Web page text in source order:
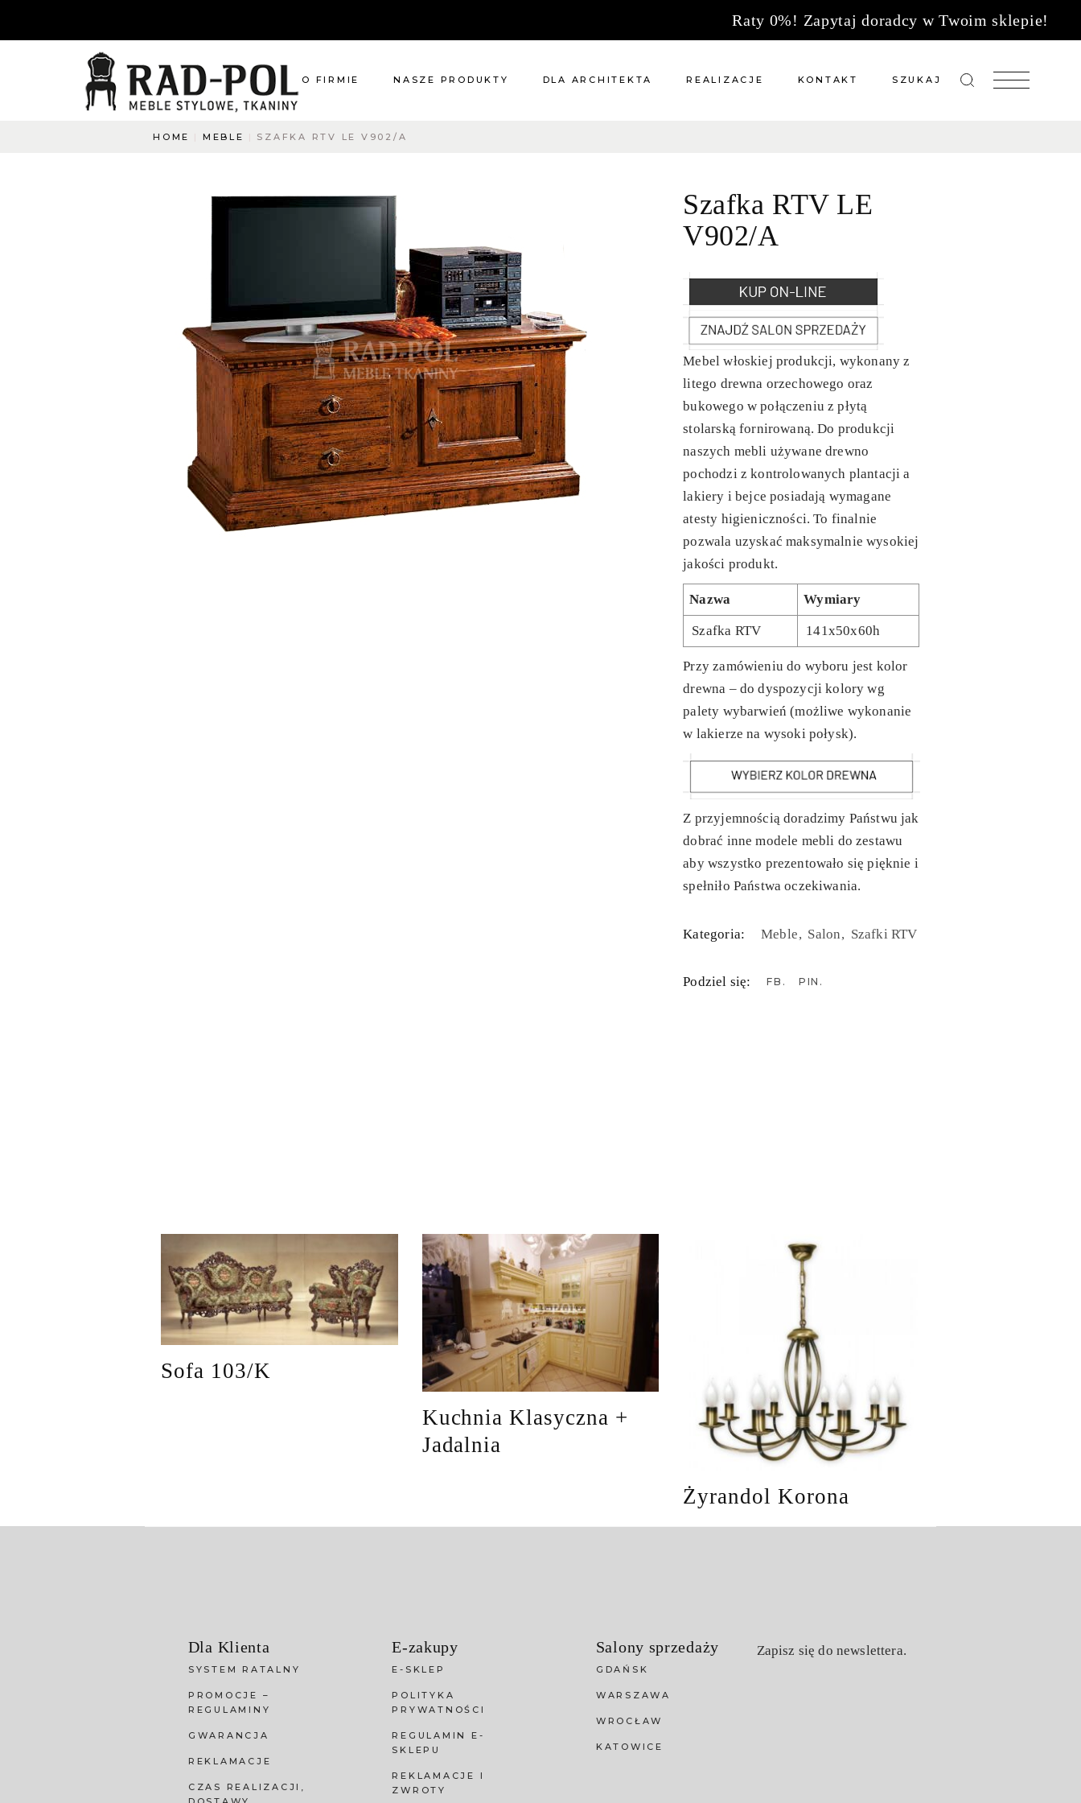
Raty 0%! Zapytaj doradcy w Twoim sklepie!
O FIRMIE
Aktualności
NASZE PRODUKTY
Oświetlenie
Renowacje
Dodatki
Tkaniny
Katalog
DLA ARCHITEKTA REALIZACJE KONTAKT
Kuchnie
SZUKAJ
HOME MEBLE SZAFKA RTV LE V902/A
Szafka RTV LE
V902/A
Mebel włoskiej produkcji, wykonany z
litego drewna orzechowego oraz
bukowego w połączeniu z płytą
stolarską fornirowaną. Do produkcji
naszych mebli używane drewno
pochodzi z kontrolowanych plantacji a
lakiery i bejce posiadają wymagane
atesty higieniczności. To finalnie
pozwala uzyskać maksymalnie wysokiej
jakości produkt.
Nazwa Wymiary
Szafka RTV 141x50x60h
Przy zamówieniu do wyboru jest kolor
drewna – do dyspozycji kolory wg
palety wybarwień (możliwe wykonanie
w lakierze na wysoki połysk).
Z przyjemnością doradzimy Państwu jak
dobrać inne modele mebli do zestawu
aby wszystko prezentowało się pięknie i
spełniło Państwa oczekiwania.
Kategoria: Meble Salon Szafki RTV
Podziel się: FB PIN
Sofa 103/K
Kuchnia Klasyczna +
Jadalnia
Żyrandol Korona
Dla Klienta
SYSTEM RATALNY
PROMOCJE –
REGULAMINY
GWARANCJA
REKLAMACJE
CZAS REALIZACJI,
E-zakupy
E-SKLEP
POLITYKA
PRYWATNOŚCI
REGULAMIN E-
SKLEPU
REKLAMACJE I
ZWROTY
Salony sprzedaży
GDAŃSK
WARSZAWA
WROCŁAW
KATOWICE
Zapisz się do newslettera.